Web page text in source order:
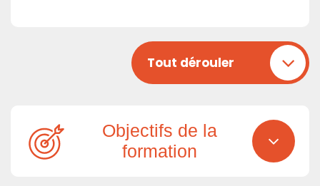
Tout dérouler
Objectifs de la
formation